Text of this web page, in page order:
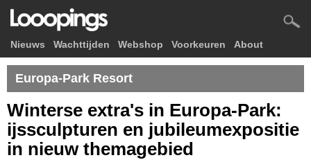
Nieuws Wachttijden Webshop Voorkeuren About
Europa-Park Resort
Winterse extra's in Europa-Park:
ijssculpturen en jubileumexpositie
in nieuw themagebied